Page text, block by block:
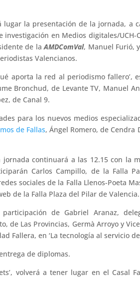
la presentación de la jornada, a
en Medios digitales/UCH-
de laAMDComVal, Manuel Furió,
Valencianos.
aporta la red al periodismo fallero’,
Bronchud, de Levante TV, Manuel
de Canal 9.
para los nuevos medios
de Fallas, Ángel Romero, de Cendra
continuará a las 12.15 con la
Carlos Campillo, de la Falla
sociales de la Falla Llenos-Poeta
de la Falla Plaza del Pilar de Valencia.
de Gabriel Aranaz,
de Las Provincias, Germà Arroyo y
Fallera, en ‘La tecnología al servicio
de diplomas.
volverá a tener lugar en el Casal